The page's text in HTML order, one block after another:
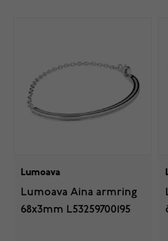
Lumoava
Lumoava Aina armring
68x3mm L53259700195